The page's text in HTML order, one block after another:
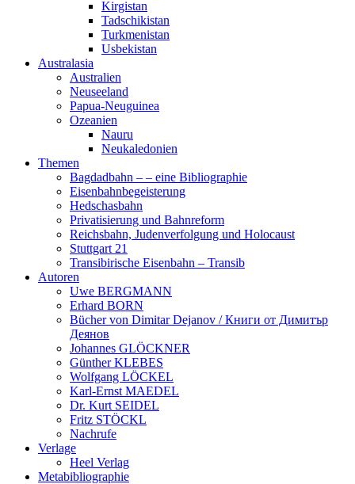
Kirgistan
Tadschikistan
Turkmenistan
Usbekistan
Australasia
Australien
Neuseeland
Papua-Neuguinea
Ozeanien
Nauru
Neukaledonien
Themen
Bagdadbahn – – eine Bibliographie
Eisenbahnbegeisterung
Hedschasbahn
Privatisierung und Bahnreform
Reichsbahn, Judenverfolgung und Holocaust
Stuttgart 21
Transibirische Eisenbahn – Transib
Autoren
Uwe BERGMANN
Erhard BORN
Bücher von Dimitar Dejanov / Книги от Димитър
Деянов
Johannes GLÖCKNER
Günther KLEBES
Wolfgang LÖCKEL
Karl-Ernst MAEDEL
Dr. Kurt SEIDEL
Fritz STÖCKL
Nachrufe
Verlage
Heel Verlag
Metabibliographie